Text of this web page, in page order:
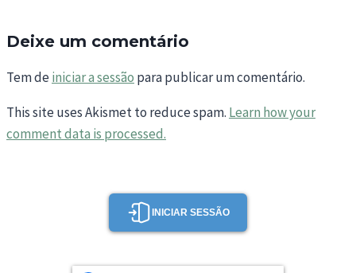
Deixe um comentário
Tem deiniciar a sessão para publicar um comentário.
This site uses Akismet to reduce spam. Learn how your
comment data is processed.
INICIAR SESSÃO